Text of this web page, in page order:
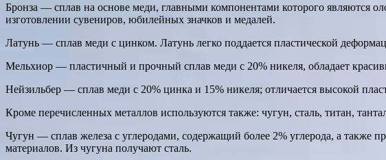
Бронза — сплав на основе меди, главными компонентами которого являются
изготовлении сувениров, юбилейных значков и медалей.
Латунь — сплав меди с цинком. Латунь легко поддается пластической
Мельхиор — пластичный и прочный сплав меди с 20% никеля, обладает
Нейзильбер — сплав меди с 20% цинка и 15% никеля; отличается высокой
Кроме перечисленных металлов используются также: чугун, сталь, титан,
Чугун — сплав железа с углеродами, содержащий более 2% углерода, а также
материалов. Из чугуна получают сталь.